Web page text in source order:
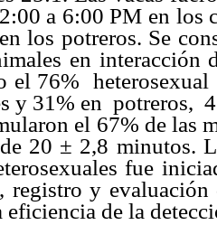
a 6:00 PM en los
los potreros. Se
en interacción
el 76%
heterosexual
y 31% en potreros,
el 67% de las
20 ± 2,8 minutos.
fue
registro y evaluación
eficiencia de la